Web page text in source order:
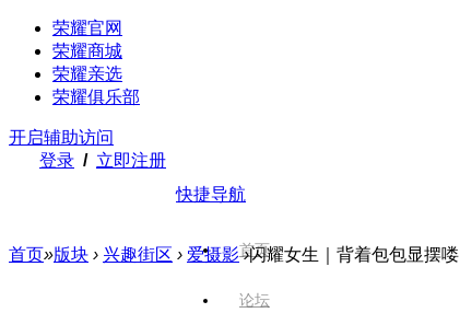
荣耀官网
荣耀商城
荣耀亲选
荣耀俱乐部
开启辅助访问
登录 / 立即注册
快捷导航
首页
论坛
首页»版块 › 兴趣街区 › 爱摄影 ›闪耀女生｜背着包包显摆喽